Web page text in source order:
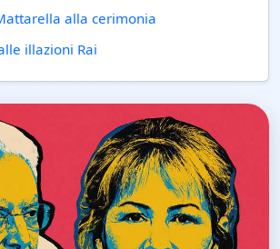
alla cerimonia
illazioni Rai